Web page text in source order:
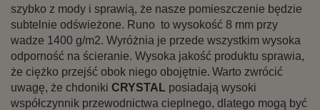
szybko z mody i sprawią, że nasze pomieszczenie będzie
subtelnie odświeżone. Runo to wysokość 8 mm przy
wadze 1400 g/m2. Wyróżnia je przede wszystkim wysoka
odporność na ścieranie. Wysoka jakość produktu sprawia,
że ciężko przejść obok niego obojętnie. Warto zwrócić
uwagę, że chdoniki CRYSTAL posiadają wysoki
współczynnik przewodnictwa cieplnego, dlatego mogą być